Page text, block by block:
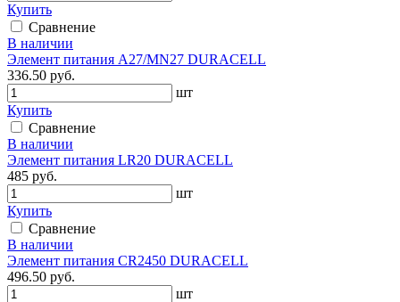
Купить
Сравнение
В наличии
Элемент питания A27/MN27 DURACELL
336.50 руб.
шт
Купить
Сравнение
В наличии
Элемент питания LR20 DURACELL
485 руб.
шт
Купить
Сравнение
В наличии
Элемент питания CR2450 DURACELL
496.50 руб.
шт